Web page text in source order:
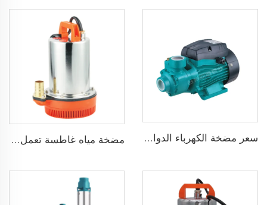
سعر مضخة الكهرباء الدوامة المنزلية سلسلة QB قوة 0.37KW 0.5 حصان مضخة محيطيةQB60 مضخة مياه غاطسة تعمل بجهد 24 فولت DC